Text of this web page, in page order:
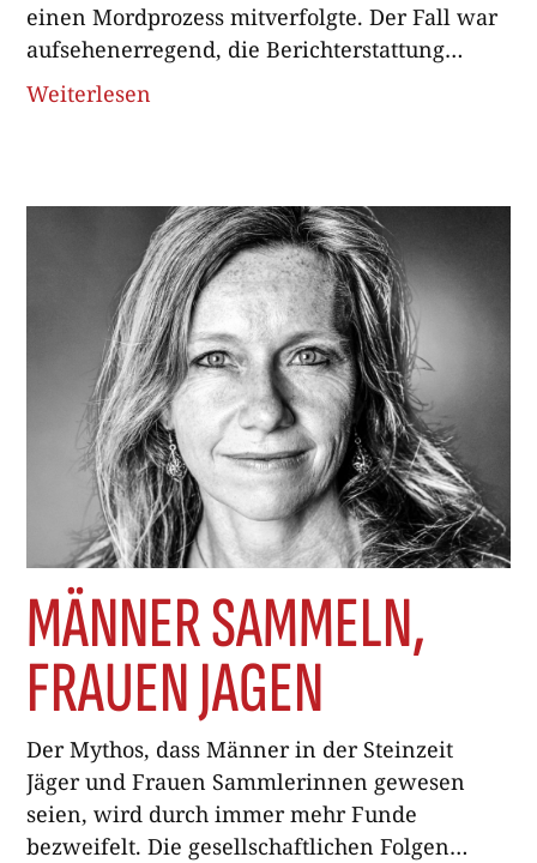
einen Mordprozess mitverfolgte. Der Fall war
aufsehenerregend, die Berichterstattung
seitenfüllend, die öffentliche Meinung
seine Frau als vermisst gemeldet – Tage später
wurde sie von ihrem
Weiterlesen
MÄNNER SAMMELN,
FRAUEN JAGEN
Der Mythos, dass Männer in der Steinzeit
Jäger und Frauen Sammlerinnen gewesen
seien, wird durch immer mehr Funde
bezweifelt. Die gesellschaftlichen Folgen